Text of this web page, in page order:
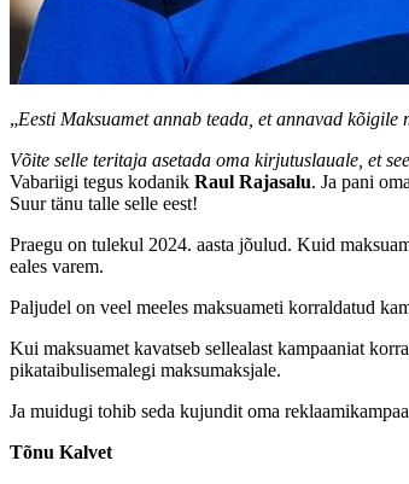
„Eesti Maksuamet annab teada, et annavad
Võite selle teritaja asetada oma kirjutuslauale, et
Vabariigi tegus kodanik Raul Rajasalu. Ja pani
Suur tänu talle selle eest!
Praegu on tulekul 2024. aasta jõulud. Kuid
eales varem.
Paljudel on veel meeles maksuameti korraldatud
Kui maksuamet kavatseb sellealast kampaaniat
pikataibulisemalegi maksumaksjale.
Ja muidugi tohib seda kujundit oma
Tõnu Kalvet